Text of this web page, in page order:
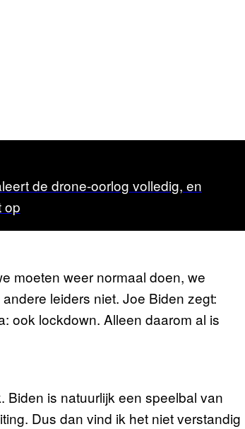
de drone-oorlog volledig, en
op
moeten weer normaal doen, we
leiders niet. Joe Biden zegt:
ook lockdown. Alleen daarom al is
Biden is natuurlijk een speelbal van
Dus dan vind ik het niet verstandig